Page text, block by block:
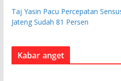
Taj Yasin Pacu Percepatan
Jateng Sudah 81 Persen
Kabar anget